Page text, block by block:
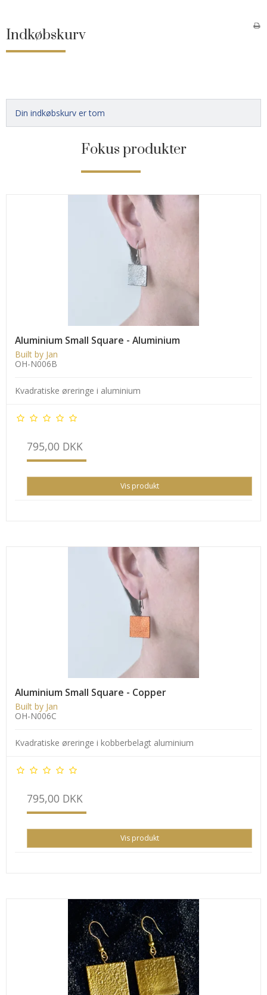
Indkøbskurv
Din indkøbskurv er tom
Fokus produkter
Aluminium Small Square - Aluminium
Built by Jan
OH-N006B
Kvadratiske øreringe i aluminium
795,00 DKK
Vis produkt
Aluminium Small Square - Copper
Built by Jan
OH-N006C
Kvadratiske øreringe i kobberbelagt aluminium
795,00 DKK
Vis produkt